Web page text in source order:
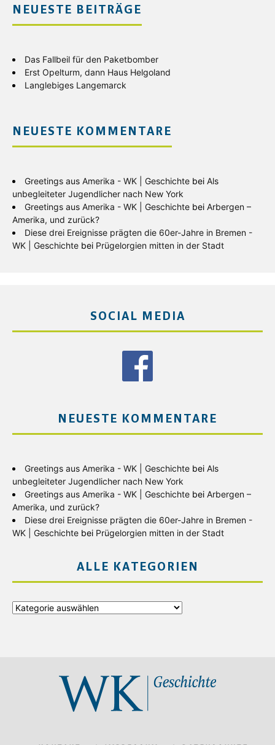
NEUESTE BEITRÄGE
Das Fallbeil für den Paketbomber
Erst Opelturm, dann Haus Helgoland
Langlebiges Langemarck
NEUESTE KOMMENTARE
Greetings aus Amerika - WK | Geschichte bei Als
unbegleiteter Jugendlicher nach New York
Greetings aus Amerika - WK | Geschichte bei Arbergen –
Amerika, und zurück?
Diese drei Ereignisse prägten die 60er-Jahre in Bremen -
WK | Geschichte bei Prügelorgien mitten in der Stadt
SOCIAL MEDIA
NEUESTE KOMMENTARE
Greetings aus Amerika - WK | Geschichte bei Als
unbegleiteter Jugendlicher nach New York
Greetings aus Amerika - WK | Geschichte bei Arbergen –
Amerika, und zurück?
Diese drei Ereignisse prägten die 60er-Jahre in Bremen -
WK | Geschichte bei Prügelorgien mitten in der Stadt
ALLE KATEGORIEN
Alle